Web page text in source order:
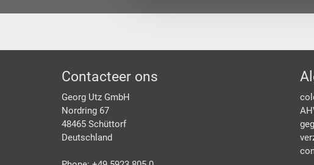
Footer
Contacteer ons
Georg Utz GmbH
Nordring 67
48465 Schüttorf
Deutschland